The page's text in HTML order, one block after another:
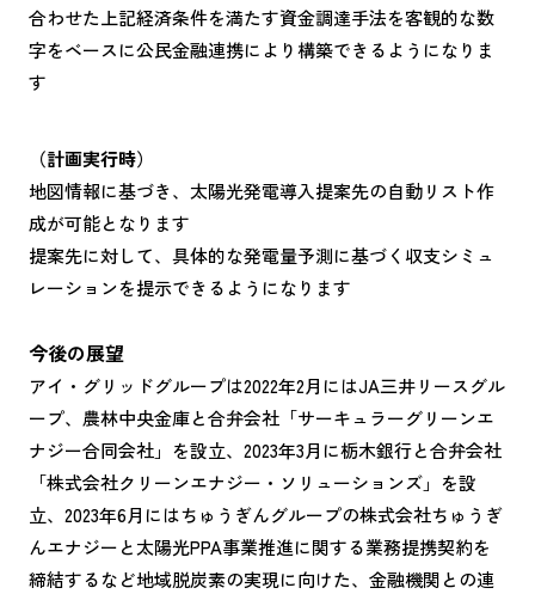
合わせた上記経済条件を満たす資金調達手法を客観的な数
字をベースに公民金融連携により構築できるようになりま
す
（計画実行時）
地図情報に基づき、太陽光発電導入提案先の自動リスト作
成が可能となります
提案先に対して、具体的な発電量予測に基づく収支シミュ
レーションを提示できるようになります
今後の展望
アイ・グリッドグループは2022年2月にはJA三井リースグル
ープ、農林中央金庫と合弁会社「サーキュラーグリーンエ
ナジー合同会社」を設立、2023年3月に栃木銀行と合弁会社
「株式会社クリーンエナジー・ソリューションズ」を設
立、2023年6月にはちゅうぎんグループの株式会社ちゅうぎ
んエナジーと太陽光PPA事業推進に関する業務提携契約を
締結するなど地域脱炭素の実現に向けた、金融機関との連